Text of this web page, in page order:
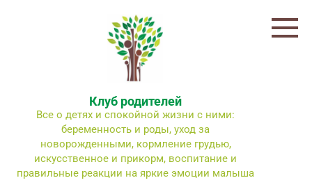
Клуб родителей
Все о детях и спокойной жизни с ними:
беременность и роды, уход за
новорожденными, кормление грудью,
искусственное и прикорм, воспитание и
правильные реакции на яркие эмоции малыша